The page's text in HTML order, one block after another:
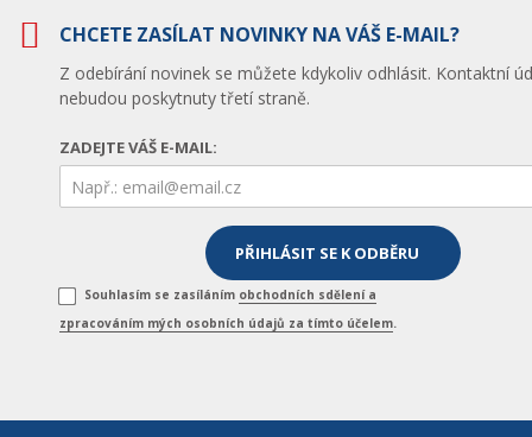
CHCETE ZASÍLAT NOVINKY NA VÁŠ E-MAIL?
Z odebírání novinek se můžete kdykoliv odhlásit. Kontaktní
nebudou poskytnuty třetí straně.
ZADEJTE VÁŠ E-MAIL:
Souhlasím se zasíláním obchodních sdělení a
zpracováním mých osobních údajů za tímto účelem.